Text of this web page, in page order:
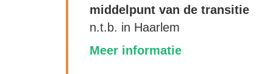
middelpunt van de transitie
n.t.b. in Haarlem
Meer informatie